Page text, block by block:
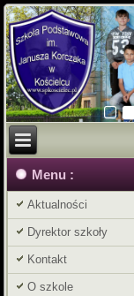
Menu :
Aktualności
Dyrektor szkoły
Kontakt
O szkole